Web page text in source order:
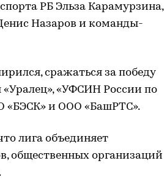
РБ Эльза Карамурзина,
Назаров и команды-
сражаться за победу
«Уралец», «УФСИН России по
«БЭСК» и ООО «БашРТС».
лига объединяет
общественных организаций